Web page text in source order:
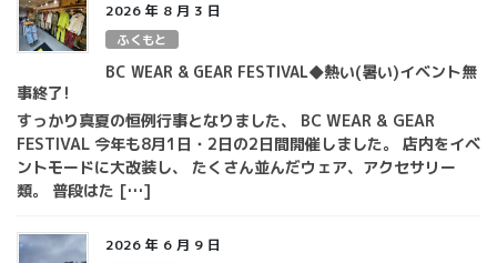
2026 年 8 月 3 日
ふくもと
BC WEAR & GEAR FESTIVAL◆熱い(暑い)イベント無
事終了!
すっかり真夏の恒例行事となりました、 BC WEAR & GEAR
FESTIVAL 今年も8月1日・2日の2日間開催しました。 店内をイベ
ントモードに大改装し、 たくさん並んだウェア、アクセサリー
類。 普段はた […]
2026 年 6 月 9 日